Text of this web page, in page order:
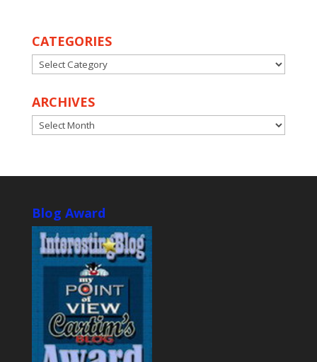
CATEGORIES
CATEGORIES
ARCHIVES
ARCHIVES
Blog Award